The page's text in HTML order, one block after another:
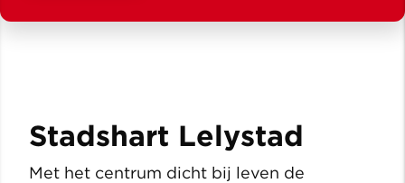
Stadshart Lelystad
Met het centrum dicht bij leven de